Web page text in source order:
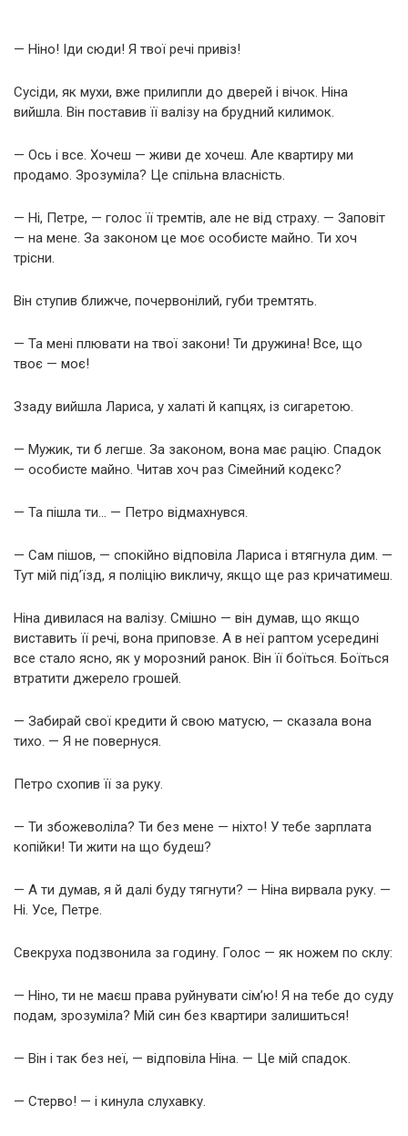
— Ніно! Іди сюди! Я твої речі привіз!
Сусіди, як мухи, вже прилипли до дверей і вічок. Ніна
вийшла. Він поставив її валізу на брудний килимок.
— Ось і все. Хочеш — живи де хочеш. Але квартиру ми
продамо. Зрозуміла? Це спільна власність.
— Ні, Петре, — голос її тремтів, але не від страху. — Заповіт
— на мене. За законом це моє особисте майно. Ти хоч
трісни.
Він ступив ближче, почервонілий, губи тремтять.
— Та мені плювати на твої закони! Ти дружина! Все, що
твоє — моє!
Ззаду вийшла Лариса, у халаті й капцях, із сигаретою.
— Мужик, ти б легше. За законом, вона має рацію. Спадок
— особисте майно. Читав хоч раз Сімейний кодекс?
— Та пішла ти… — Петро відмахнувся.
— Сам пішов, — спокійно відповіла Лариса і втягнула дим. —
Тут мій під’їзд, я поліцію викличу, якщо ще раз кричатимеш.
Ніна дивилася на валізу. Смішно — він думав, що якщо
виставить її речі, вона приповзе. А в неї раптом усередині
все стало ясно, як у морозний ранок. Він її боїться. Боїться
втратити джерело грошей.
— Забирай свої кредити й свою матусю, — сказала вона
тихо. — Я не повернуся.
Петро схопив її за руку.
— Ти збожеволіла? Ти без мене — ніхто! У тебе зарплата
копійки! Ти жити на що будеш?
— А ти думав, я й далі буду тягнути? — Ніна вирвала руку. —
Ні. Усе, Петре.
Свекруха подзвонила за годину. Голос — як ножем по склу:
— Ніно, ти не маєш права руйнувати сім’ю! Я на тебе до суду
подам, зрозуміла? Мій син без квартири залишиться!
— Він і так без неї, — відповіла Ніна. — Це мій спадок.
— Стерво! — і кинула слухавку.